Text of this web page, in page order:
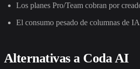
Los planes Pro/Team cobran por
El consumo pesado de columnas de
Alternativas a Coda AI